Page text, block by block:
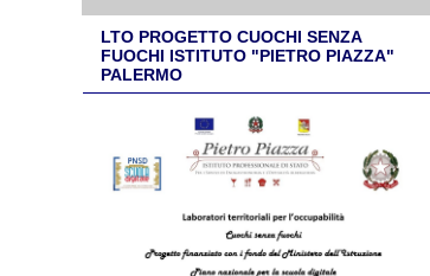
LTO PROGETTO CUOCHI SENZA
FUOCHI ISTITUTO "PIETRO PIAZZA"
PALERMO